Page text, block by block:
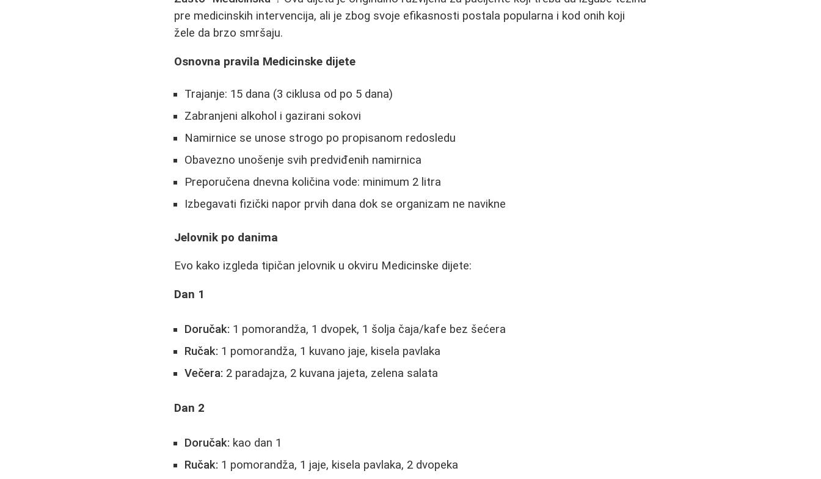
pre medicinskih intervencija, ali je zbog svoje efikasnosti postala popularna i kod onih koji
žele da brzo smršaju.
Osnovna pravila Medicinske dijete
Trajanje: 15 dana (3 ciklusa od po 5 dana)
Zabranjeni alkohol i gazirani sokovi
Namirnice se unose strogo po propisanom redosledu
Obavezno unošenje svih predviđenih namirnica
Preporučena dnevna količina vode: minimum 2 litra
Izbegavati fizički napor prvih dana dok se organizam ne navikne
Jelovnik po danima
Evo kako izgleda tipičan jelovnik u okviru Medicinske dijete:
Dan 1
Doručak: 1 pomorandža, 1 dvopek, 1 šolja čaja/kafe bez šećera
Ručak: 1 pomorandža, 1 kuvano jaje, kisela pavlaka
Večera: 2 paradajza, 2 kuvana jajeta, zelena salata
Dan 2
Doručak: kao dan 1
Ručak: 1 pomorandža, 1 jaje, kisela pavlaka, 2 dvopeka